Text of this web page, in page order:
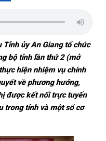
Tỉnh ủy An Giang tổ chức
bộ tỉnh lần thứ 2 (mở
hiện nhiệm vụ chính
về phương hướng,
được kết nối trực tuyến
trong tỉnh và một số cơ